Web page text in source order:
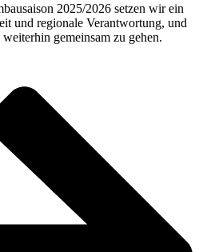
2025/2026 setzen wir ein
und regionale Verantwortung, und
gemeinsam zu gehen.